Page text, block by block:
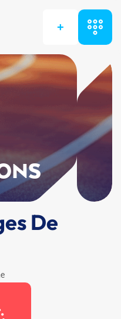
+
De